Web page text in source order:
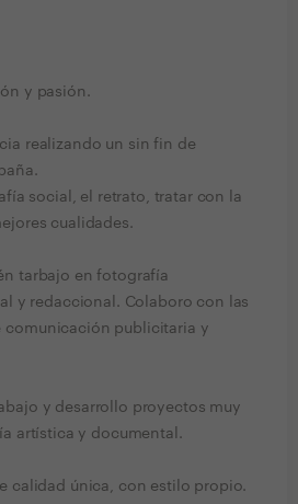
y pasión.
realizando un sin fin de
social, el retrato, tratar con la
cualidades.
tarbajo en fotografía
y redaccional. Colaboro con las
comunicación publicitaria y
y desarrollo proyectos muy
artística y documental.
calidad única, con estilo propio.